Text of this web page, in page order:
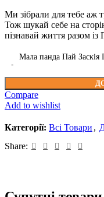
Ми зібрали для тебе аж
Тож шукай себе на
пізнавай життя разом із
Мала панда Пай Заскія
Compare
Add to wishlist
Категорії: Всі Товари ,
Share:
ДодатиQuickCompare